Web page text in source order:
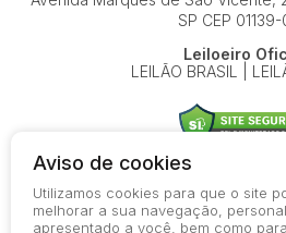
SP CEP
Leiloeiro
LEILÃO BRASIL |
© 2026-present - Todos os
Aviso de cookies
Utilizamos cookies para que o site
melhorar a sua navegação,
apresentado a você, bem como